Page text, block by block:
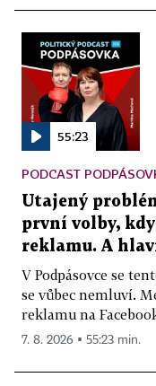
55:23
PODCAST
Utajený
první volby,
reklamu. A
V Podpásovce se
se vůbec nemluví.
reklamu na
7. 8. 2026 ▪ 55:23 min.